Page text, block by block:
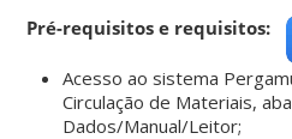
Pré-requisitos e requisitos:
Acesso ao sistema
Circulação de Materiais,
Dados/Manual/Leitor;